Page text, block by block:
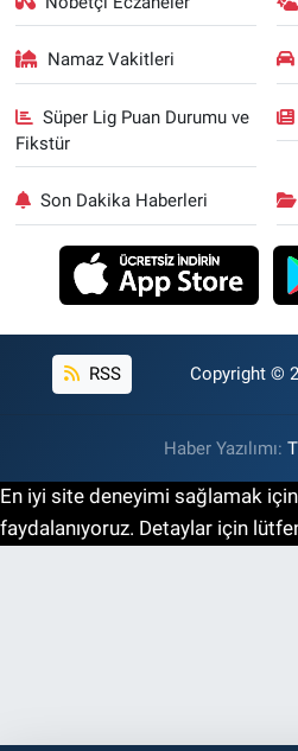
Namaz Vakitleri
Süper Lig Puan Durumu ve
Fikstür
Son Dakika Haberleri
RSS Copyright ©
Haber Yazılımı:
En iyi site deneyimi sağlamak
faydalanıyoruz. Detaylar için